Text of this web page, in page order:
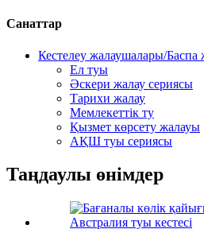
Санаттар
Кестелеу жалаушалары/Баспа
Ел туы
Әскери жалау сериясы
Тарихи жалау
Мемлекеттік ту
Қызмет көрсету жалауы
АҚШ туы сериясы
Таңдаулы өнімдер